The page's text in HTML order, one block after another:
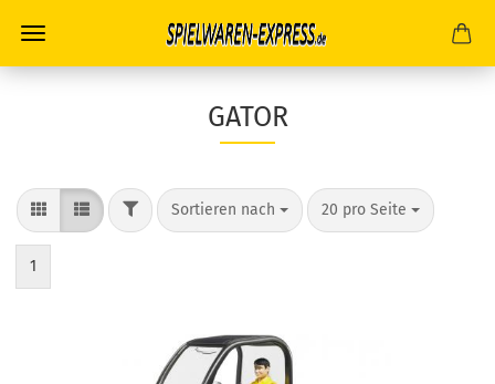
GATOR
FILTERSortieren nach
Sortieren nach 20 pro Seite
pro Seite
1